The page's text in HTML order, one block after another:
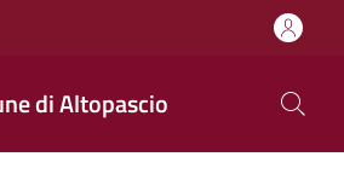
di Altopascio